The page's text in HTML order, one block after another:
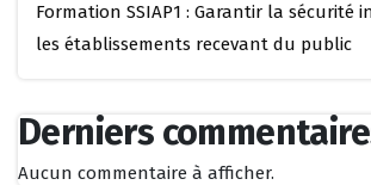
Formation SSIAP1 : Garantir la sécurité
les établissements recevant du public
Derniers
Aucun commentaire à afficher.